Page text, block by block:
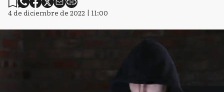
4 de diciembre de 2022 | 11:00